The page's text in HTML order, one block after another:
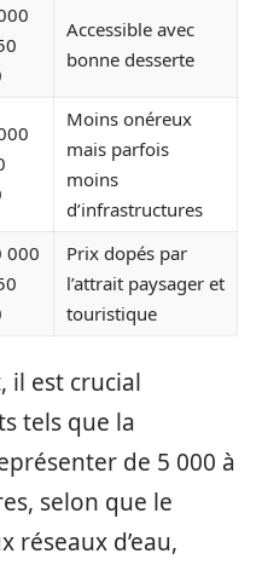
Accessible avec
bonne desserte
Moins onéreux
mais parfois
moins
d’infrastructures
000
Prix dopés par
l’attrait paysager et
touristique
il est crucial
tels que la
de 5 000 à
selon que le
réseaux d’eau,